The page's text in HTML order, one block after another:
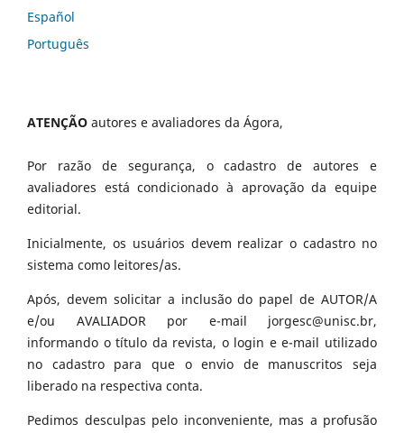
Español
Português
ATENÇÃO autores e avaliadores da Ágora,
Por razão de segurança, o cadastro de autores e
avaliadores está condicionado à aprovação da equipe
editorial.
Inicialmente, os usuários devem realizar o cadastro no
sistema como leitores/as.
Após, devem solicitar a inclusão do papel de AUTOR/A
e/ou AVALIADOR por e-mail jorgesc@unisc.br,
informando o título da revista, o login e e-mail utilizado
no cadastro para que o envio de manuscritos seja
liberado na respectiva conta.
Pedimos desculpas pelo inconveniente, mas a profusão